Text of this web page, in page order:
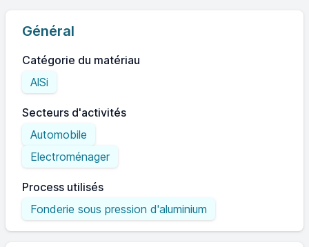
Général
Catégorie du matériau
AlSi
Secteurs d'activités
Automobile
Electroménager
Process utilisés
Fonderie sous pression d'aluminium